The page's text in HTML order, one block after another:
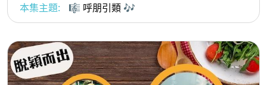
本集主題:
🎼 呼朋引類 🎶